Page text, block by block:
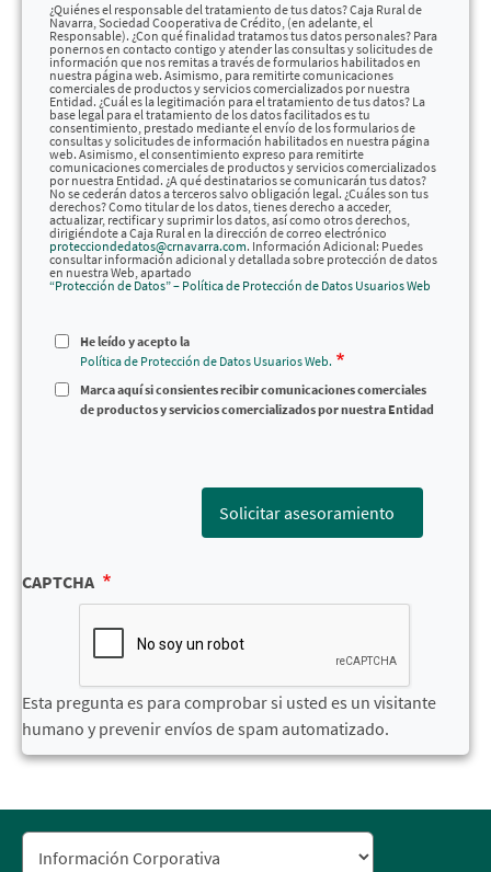
¿Quiénes el responsable del tratamiento de tus datos? Caja Rural de
Navarra, Sociedad Cooperativa de Crédito, (en adelante, el
Responsable). ¿Con qué finalidad tratamos tus datos personales? Para
ponernos en contacto contigo y atender las consultas y solicitudes de
información que nos remitas a través de formularios habilitados en
nuestra página web. Asimismo, para remitirte comunicaciones
comerciales de productos y servicios comercializados por nuestra
Entidad. ¿Cuál es la legitimación para el tratamiento de tus datos? La
base legal para el tratamiento de los datos facilitados es tu
consentimiento, prestado mediante el envío de los formularios de
consultas y solicitudes de información habilitados en nuestra página
web. Asimismo, el consentimiento expreso para remitirte
comunicaciones comerciales de productos y servicios comercializados
por nuestra Entidad. ¿A qué destinatarios se comunicarán tus datos?
No se cederán datos a terceros salvo obligación legal. ¿Cuáles son tus
derechos? Como titular de los datos, tienes derecho a acceder,
actualizar, rectificar y suprimir los datos, así como otros derechos,
dirigiéndote a Caja Rural en la dirección de correo electrónico
protecciondedatos@crnavarra.com. Información Adicional: Puedes
consultar información adicional y detallada sobre protección de datos
en nuestra Web, apartado
“Protección de Datos” – Política de Protección de Datos Usuarios Web
He leído y acepto la
Política de Protección de Datos Usuarios Web.
Marca aquí si consientes recibir comunicaciones comerciales
de productos y servicios comercializados por nuestra Entidad
Solicitar asesoramiento
CAPTCHA
Esta pregunta es para comprobar si usted es un visitante
humano y prevenir envíos de spam automatizado.